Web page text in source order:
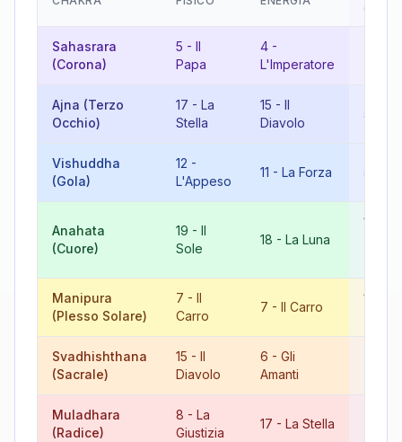
Sahasrara
(Corona)
5 - Il
Papa
4 -
L'Imperatore
Ajna (Terzo
Occhio)
17 - La
Stella
15 - Il
Diavolo
5
Vishuddha
(Gola)
12 -
L'Appeso
11 - La Forza 5
Anahata
(Cuore)
19 - Il
Sole
18 - La Luna
10
Manipura
(Plesso Solare)
7 - Il
Carro
7 - Il Carro
14
Svadhishthana
(Sacrale)
15 - Il
Diavolo
6 - Gli
Amanti
Muladhara
(Radice)
8 - La
Giustizia
17 - La Stella